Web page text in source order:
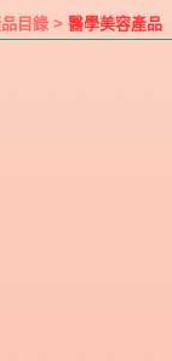
目錄 > 醫學美容產品